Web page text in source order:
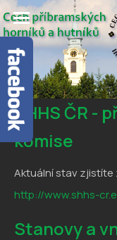
SHHS ČR -
komise
Aktuální stav zjistíte
http://www.shhs-
Stanovy a